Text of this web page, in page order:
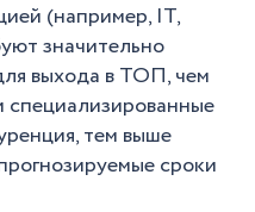
(например, IT,
значительно
выхода в ТОП, чем
тем выше
сроки